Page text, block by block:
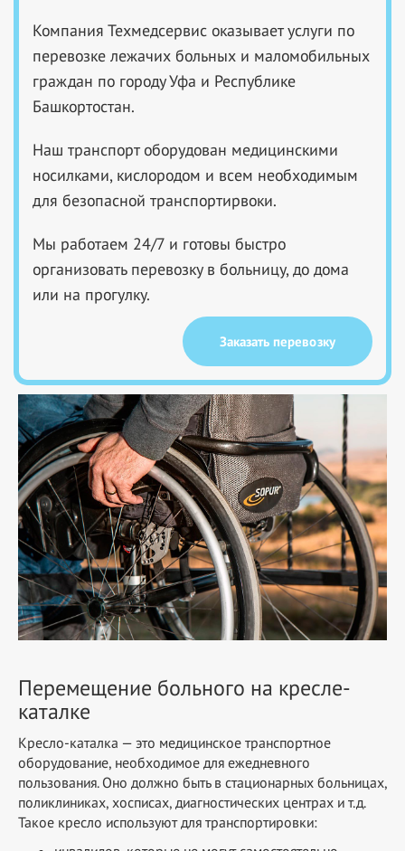
Компания Техмедсервис оказывает услуги по
перевозке лежачих больных и маломобильных
граждан по городу Уфа и Республике
Башкортостан.
Наш транспорт оборудован медицинскими
носилками, кислородом и всем необходимым
для безопасной транспортирвоки.
Мы работаем 24/7 и готовы быстро
организовать перевозку в больницу, до дома
или на прогулку.
Заказать перевозку
Перемещение больного на кресле-
каталке
Кресло-каталка — это медицинское транспортное
оборудование, необходимое для ежедневного
пользования. Оно должно быть в стационарных больницах,
поликлиниках, хосписах, диагностических центрах и т.д.
Такое кресло используют для транспортировки: